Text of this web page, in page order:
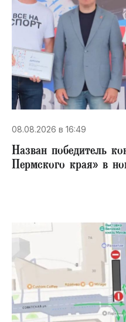
08.08.2026 в 16:49
Назван победитель
Пермского края» в